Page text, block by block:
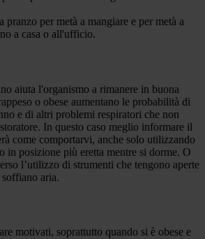
pranzo per metà a mangiare e per metà a
a casa o all'ufficio.
aiuta l'organismo a rimanere in buona
o obese aumentano le probabilità di
e di altri problemi respiratori che non
In questo caso meglio informare il
come comportarvi, anche solo utilizzando
in posizione più eretta mentre si dorme. O
l’utilizzo di strumenti che tengono aperte
aria.
motivati, soprattutto quando si è obese e